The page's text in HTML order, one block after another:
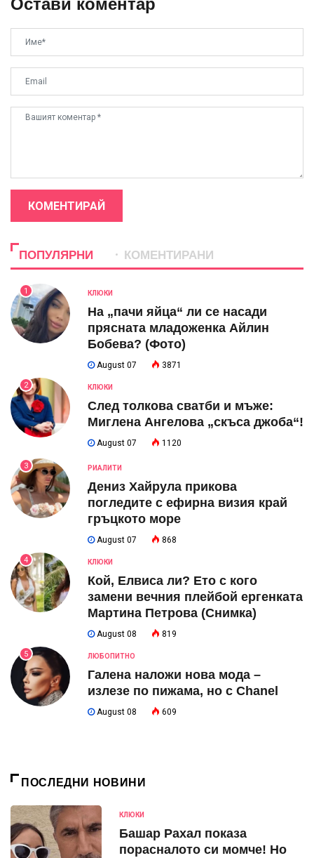
Остави коментар
КОМЕНТИРАЙ
ПОПУЛЯРНИ КОМЕНТИРАНИ
1 КЛЮКИ
На „пачи яйца“ ли се насади
прясната младоженка Айлин
Бобева? (Фото)
August 07 3871
2 КЛЮКИ
След толкова сватби и мъже:
Миглена Ангелова „скъса джоба“!
August 07 1120
3 РИАЛИТИ
Дениз Хайрула прикова
погледите с ефирна визия край
гръцкото море
August 07 868
4 КЛЮКИ
Кой, Елвиса ли? Ето с кого
замени вечния плейбой ергенката
Мартина Петрова (Снимка)
August 08 819
5 ЛЮБОПИТНО
Галена наложи нова мода –
излезе по пижама, но с Chanel
August 08 609
ПОСЛЕДНИ НОВИНИ
КЛЮКИ
Башар Рахал показа
порасналото си момче! Но